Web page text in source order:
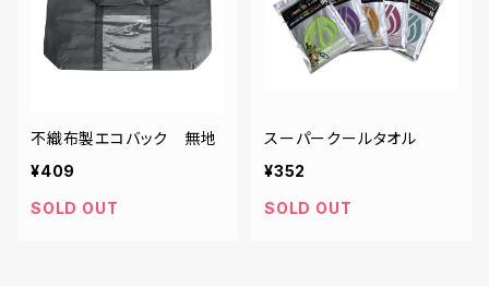
不織布製エコバック 無地
¥409
SOLD OUT
スーパークールタオル
¥352
SOLD OUT